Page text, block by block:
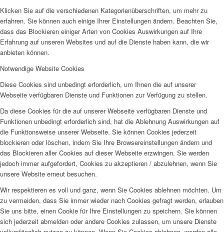
Klicken Sie auf die verschiedenen Kategorienüberschriften, um mehr zu
erfahren. Sie können auch einige Ihrer Einstellungen ändern. Beachten Sie,
dass das Blockieren einiger Arten von Cookies Auswirkungen auf Ihre
Erfahrung auf unseren Websites und auf die Dienste haben kann, die wir
anbieten können.
Notwendige Website Cookies
Diese Cookies sind unbedingt erforderlich, um Ihnen die auf unserer
Webseite verfügbaren Dienste und Funktionen zur Verfügung zu stellen.
Da diese Cookies für die auf unserer Webseite verfügbaren Dienste und
Funktionen unbedingt erforderlich sind, hat die Ablehnung Auswirkungen auf
die Funktionsweise unserer Webseite. Sie können Cookies jederzeit
blockieren oder löschen, indem Sie Ihre Browsereinstellungen ändern und
das Blockieren aller Cookies auf dieser Webseite erzwingen. Sie werden
jedoch immer aufgefordert, Cookies zu akzeptieren / abzulehnen, wenn Sie
unsere Website erneut besuchen.
Wir respektieren es voll und ganz, wenn Sie Cookies ablehnen möchten. Um
zu vermeiden, dass Sie immer wieder nach Cookies gefragt werden, erlauben
Sie uns bitte, einen Cookie für Ihre Einstellungen zu speichern. Sie können
sich jederzeit abmelden oder andere Cookies zulassen, um unsere Dienste